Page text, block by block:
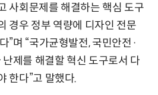
사회문제를 해결하는 핵심 도구
경우 정부 역량에 디자인 전문
”며 “국가균형발전, 국민안전·
제를 해결할 혁신 도구로서 다
한다”고 말했다.